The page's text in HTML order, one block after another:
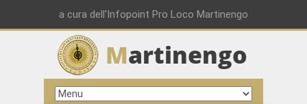
a cura dell'Infopoint Pro Loco Martinengo
Martinengo